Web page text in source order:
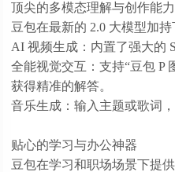
顶尖的多模态理解与创作能力
豆包在最新的 2.0 大模型加
AI 视频生成：内置了强大的
全能视觉交互：支持“豆包 P
获得精准的解答。
音乐生成：输入主题或歌词
贴心的学习与办公神器
豆包在学习和职场场景下提